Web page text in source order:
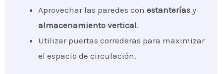
Aprovechar las paredes conestanterías y
almacenamiento vertical.
Utilizar puertas correderas para maximizar
el espacio de circulación.